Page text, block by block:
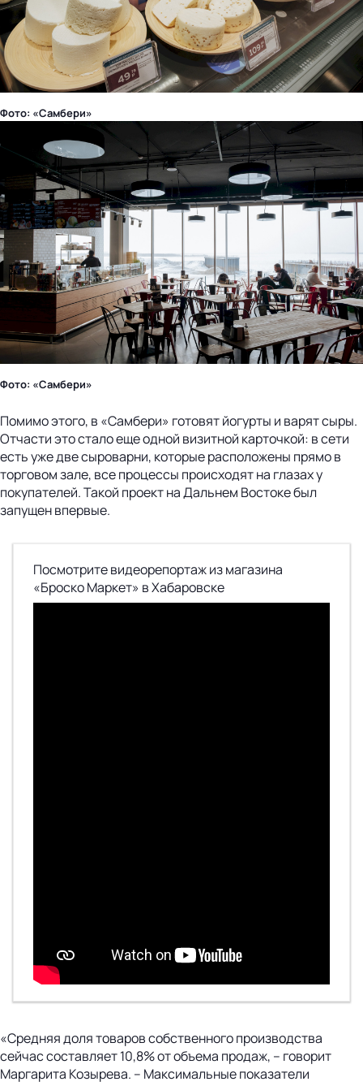
Фото: «Самбери»
Фото: «Самбери»
Помимо этого, в «Самбери» готовят йогурты и варят сыры.
Отчасти это стало еще одной визитной карточкой: в сети
есть уже две сыроварни, которые расположены прямо в
торговом зале, все процессы происходят на глазах у
покупателей. Такой проект на Дальнем Востоке был
запущен впервые.
Посмотрите видеорепортаж из магазина
«Броско Маркет» в Хабаровске
«Средняя доля товаров собственного производства
сейчас составляет 10,8% от объема продаж, – говорит
Маргарита Козырева. – Максимальные показатели